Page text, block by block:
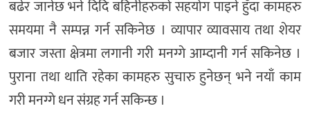
बढेर जानेछ भने दिदि बहिनीहरुको सहयोग पाइने हुँदा कामहरु
समयमा नै सम्पन्न गर्न सकिनेछ । व्यापार व्यावसाय तथा शेयर
बजार जस्ता क्षेत्रमा लगानी गरी मनग्गे आम्दानी गर्न सकिनेछ ।
पुराना तथा थाति रहेका कामहरु सुचारु हुनेछन् भने नयाँ काम
गरी मनग्गे धन संग्रह गर्न सकिन्छ ।